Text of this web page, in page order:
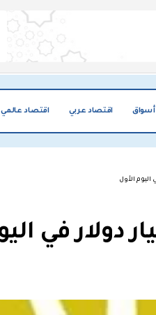
أسواق اقتصاد عربي اقتصاد عالمي